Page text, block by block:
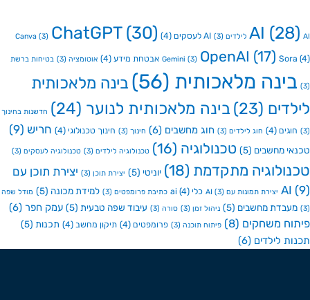
AI
(3) AI לעסקים (4)
Canva(3) ChatGPT(30)
Gemini(3) OpenAI(17) אבטחת מידע (4) אוטומציה(3) בטיחות ברשת
מלאכותית(56)
בינה מלאכותית
(23) בינה מלאכותית לנוער(24) חדשנות בחינוך
(4) חוג לילדים(3) חוג מחשבים(6) חינוך (3) חינוך טכנולוגי(4) חריש(9)
מחשבים(5) טכנולוגיה(16) טכנולוגיה לילדים(3) טכנולוגיה לעסקים(3)
מתקדמת(18) יוניטי (5) יצירת תוכן(3)
יצירת תוכן עם
AI יצירת תמונות עם AI(3) כלי ai(4) כתיבת פרומפטים(3) למידת מכונה(5) מודל שפה
מחשבים(5) ניהול זמן(3) סורה (3) עיבוד שפה טבעית(5) עמק חפר (6)
משחקים(8) פיתוח תוכנה (3) פרומפטים(4) תיקון מחשב(4) תכנות(5)
לילדים(6)